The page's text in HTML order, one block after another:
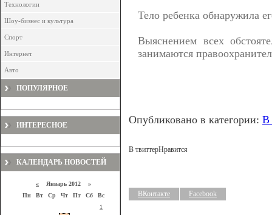
Технологии
Шоу-бизнес и культура
Спорт
Интернет
Авто
ПОПУЛЯРНОЕ
ИНТЕРЕСНОЕ
КАЛЕНДАРЬ НОВОСТЕЙ
« Январь 2012 »
Пн
Вт Ср Чт Пт Сб
Вс
1
Тело ребенка обнаружила
Выяснением всех
занимаются
Опубликовано в категории: В
В твиттерНравится
ВКонтакте Facebook